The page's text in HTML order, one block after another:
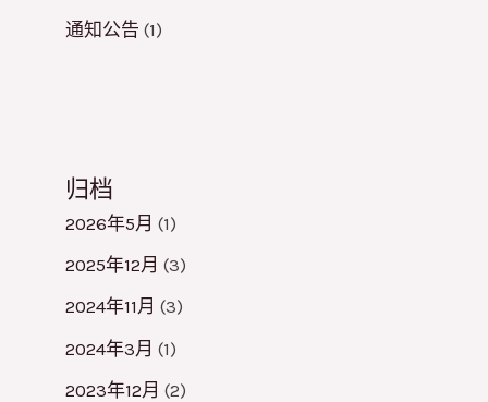
通知公告 (1)
归档
2026年5月 (1)
2025年12月 (3)
2024年11月 (3)
2024年3月 (1)
2023年12月 (2)